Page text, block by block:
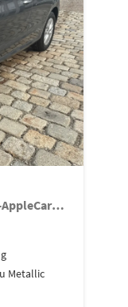
130 Jahre 1.0 MPI 80 PS-Virtuelles Cockpit-AppleCarplay-Android-Auto-LED-Klima-Tempomat-Rückfahrkamera-DAB-SHZ-15" Alu-sofort
Metallic